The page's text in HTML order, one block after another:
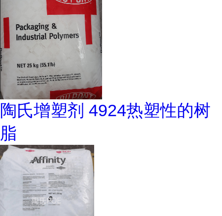
陶氏增塑剂 4924热塑性的树
脂